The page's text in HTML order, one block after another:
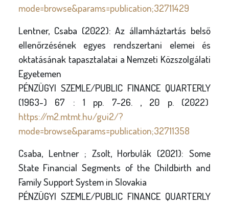
mode=browse&params=publication;32711429
Lentner, Csaba (2022): Az államháztartás belső
ellenőrzésének egyes rendszertani elemei és
oktatásának tapasztalatai a Nemzeti Közszolgálati
Egyetemen
PÉNZÜGYI SZEMLE/PUBLIC FINANCE QUARTERLY
(1963-) 67 : 1 pp. 7-26. , 20 p. (2022)
https://m2.mtmt.hu/gui2/?
mode=browse&params=publication;32711358
Csaba, Lentner ; Zsolt, Horbulák (2021): Some
State Financial Segments of the Childbirth and
Family Support System in Slovakia
PÉNZÜGYI SZEMLE/PUBLIC FINANCE QUARTERLY